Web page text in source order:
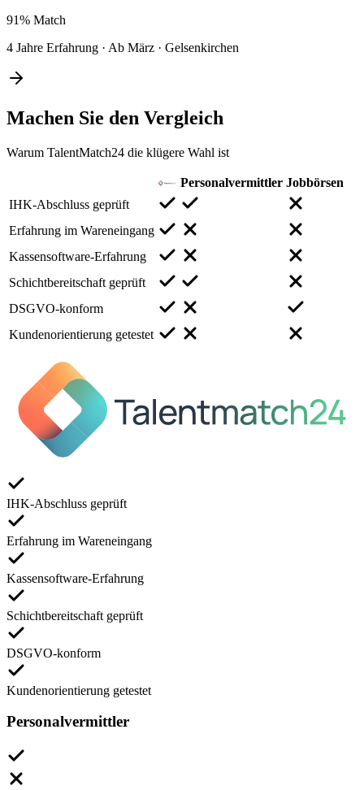
91% Match
4 Jahre Erfahrung · Ab März · Gelsenkirchen
Machen Sie den Vergleich
Warum TalentMatch24 die klügere Wahl ist
Personalvermittler Jobbörsen
IHK-Abschluss geprüft
Erfahrung im Wareneingang
Kassensoftware-Erfahrung
Schichtbereitschaft geprüft
DSGVO-konform
Kundenorientierung getestet
IHK-Abschluss geprüft
Erfahrung im Wareneingang
Kassensoftware-Erfahrung
Schichtbereitschaft geprüft
DSGVO-konform
Kundenorientierung getestet
Personalvermittler